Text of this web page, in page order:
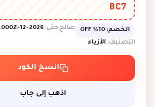
BC7
الخصم: 10% OFF صالح حتى: 2026-12-31T00:00:00.000Z
التصنيف: الأزياء
انسخ الكود
اذهب إلى جاب